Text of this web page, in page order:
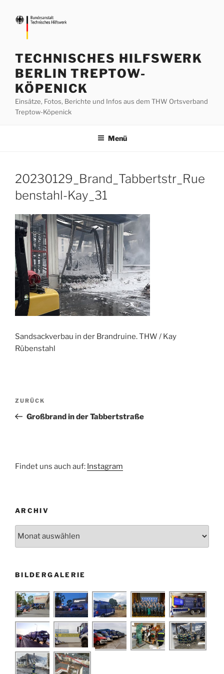
Inhalt
springen
TECHNISCHES HILFSWERK
BERLIN TREPTOW-
KÖPENICK
Einsätze, Fotos, Berichte und Infos aus dem THW Ortsverband
Treptow-Köpenick
Menü
20230129_Brand_Tabbertstr_Rue
benstahl-Kay_31
Sandsackverbau in der Brandruine. THW / Kay
Rübenstahl
Beitragsnavigation
Vorheriger
Beitrag
ZURÜCK
Großbrand in der Tabbertstraße
Findet uns auch auf: Instagram
ARCHIV
BILDERGALERIE